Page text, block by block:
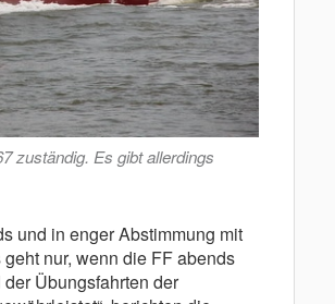
zuständig. Es gibt allerdings
und in enger Abstimmung mit
nur, wenn die FF abends
Übungsfahrten der